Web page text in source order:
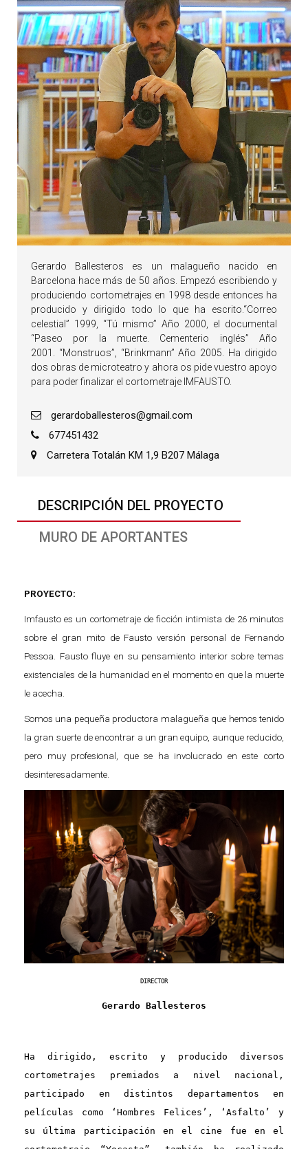
DESCRIPCIÓN DEL PROYECTO
MURO DE APORTANTES
PROYECTO:
Imfausto es un cortometraje de ficción intimista de 26 minutos
sobre el gran mito de Fausto versión personal de Fernando
Pessoa. Fausto fluye en su pensamiento interior sobre temas
existenciales de la humanidad en el momento en que la muerte
le acecha.
Somos una pequeña productora malagueña que hemos tenido
la gran suerte de encontrar a un gran equipo, aunque reducido,
pero muy profesional, que se ha involucrado en este corto
desinteresadamente.
DIRECTOR
Gerardo Ballesteros
Ha dirigido, escrito y producido diversos
cortometrajes premiados a nivel nacional,
participado en distintos departamentos en
películas como ‘Hombres Felices’, ‘Asfalto’ y
su última participación en el cine fue en el
Gerardo Ballesteros es un malagueño nacido en
Barcelona hace más de 50 años. Empezó escribiendo y
produciendo cortometrajes en 1998 desde entonces ha
producido y dirigido todo lo que ha escrito.“Correo
celestial” 1999, “Tú mismo” Año 2000, el documental
“Paseo por la muerte. Cementerio inglés” Año
2001. “Monstruos”, “Brinkmann” Año 2005. Ha dirigido
dos obras de microteatro y ahora os pide vuestro apoyo
para poder finalizar el cortometraje IMFAUSTO.
gerardoballesteros@gmail.com
677451432
Carretera Totalán KM 1,9 B207 Málaga